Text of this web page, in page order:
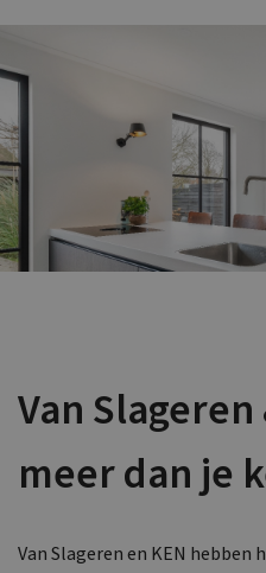
Van
meer dan je
Van Slageren en KEN hebben